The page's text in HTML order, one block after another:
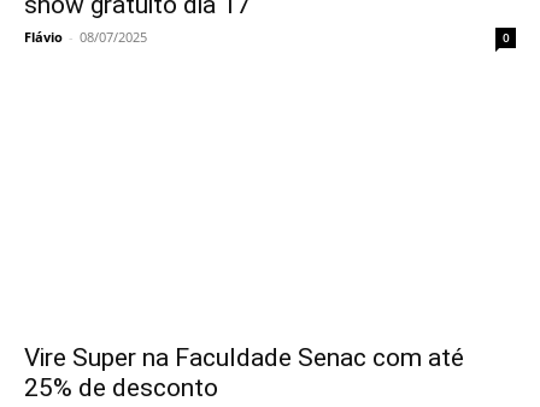
Flávio - 08/07/2025 0
Vire Super na Faculdade Senac com até
25% de desconto